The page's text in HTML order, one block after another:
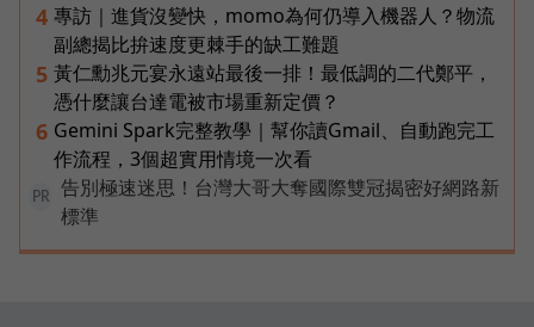
4 專訪｜進貨沒變快，momo為何仍導入機器人？物流
副總揭比拚速度更棘手的缺工難題
5 黃仁勳兆元宴永遠站最後一排！最低調的二代鄭平，
憑什麼讓台達電被市場重新定價？
6 Gemini Spark完整教學｜幫你讀Gmail、自動跑完工
作流程，3個超實用情境一次看
PR
告別極速迷思！台灣大哥大奪國際雙冠揭密好網路新
標準